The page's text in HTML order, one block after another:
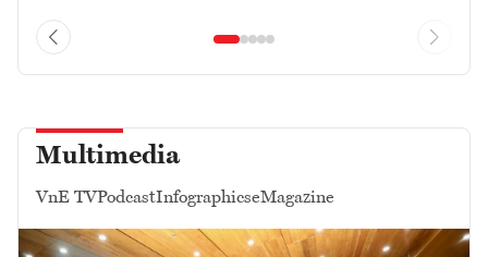
Multimedia
VnE TVPodcastInfographicseMagazine